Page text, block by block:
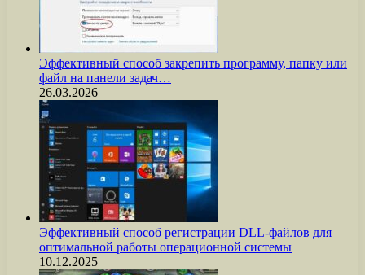
Эффективный способ закрепить программу, папку или
файл на панели задач…
26.03.2026
Эффективный способ регистрации DLL-файлов для
оптимальной работы операционной системы
10.12.2025